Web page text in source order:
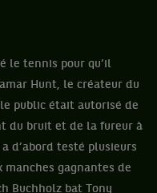
le tennis pour qu’il
Hunt, le créateur du
public était autorisé de
du bruit et de la fureur à
d’abord testé plusieurs
manches gagnantes de
Buchholz bat Tony